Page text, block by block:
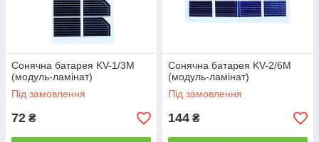
Сонячна батарея KV-1/3M
(модуль-ламінат)
Під замовлення
72 ₴
Сонячна батарея KV-2/6M
(модуль-ламінат)
Під замовлення
144 ₴